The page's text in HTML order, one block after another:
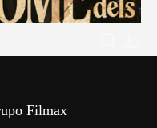
Filmax